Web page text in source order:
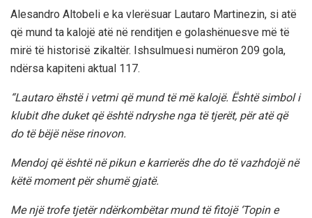
Alesandro Altobeli e ka vlerësuar Lautaro Martinezin, si atë
që mund ta kalojë atë në renditjen e golashënuesve më të
mirë të historisë zikaltër. Ishsulmuesi numëron 209 gola,
ndërsa kapiteni aktual 117.
“Lautaro ëhstë i vetmi që mund të më kalojë. Është simbol i
klubit dhe duket që është ndryshe nga të tjerët, për atë që
do të bëjë nëse rinovon.
Mendoj që është në pikun e karrierës dhe do të vazhdojë në
këtë moment për shumë gjatë.
Me një trofe tjetër ndërkombëtar mund të fitojë ‘Topin e